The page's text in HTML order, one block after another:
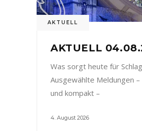
AKTUELL
AKTUELL
Was sorgt heute für
Ausgewählte Meldungen –
und kompakt –
4. August 2026